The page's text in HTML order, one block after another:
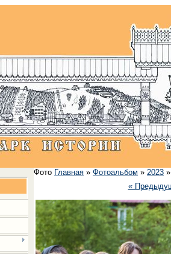
Фото Главная »Фотоальбом »2023
«